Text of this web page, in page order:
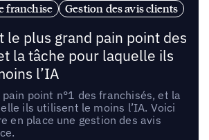
franchise
Gestion des avis clients
le plus grand pain point des
la tâche pour laquelle ils
l’IA
point n°1 des franchisés, et la
ils utilisent le moins l’IA. Voici
en place une gestion des avis